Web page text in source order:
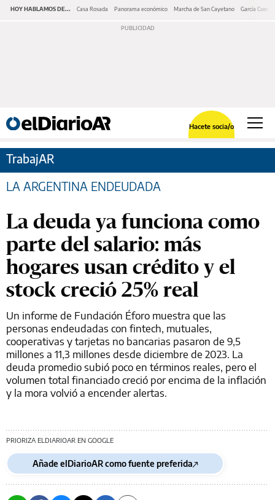
HOY HABLAMOS DE... Casa Rosada Panorama económico Marcha de San Cayetano García Cuerva
Hacete socia/o
TrabajAR
LA ARGENTINA ENDEUDADA
La deuda ya funciona como
parte del salario: más
hogares usan crédito y el
stock creció 25% real
Un informe de Fundación Éforo muestra que las
personas endeudadas con fintech, mutuales,
cooperativas y tarjetas no bancarias pasaron de 9,5
millones a 11,3 millones desde diciembre de 2023. La
deuda promedio subió poco en términos reales, pero el
volumen total financiado creció por encima de la inflación
y la mora volvió a encender alertas.
PRIORIZA ELDIARIOAR EN GOOGLE
Añade elDiarioAR como fuente preferida